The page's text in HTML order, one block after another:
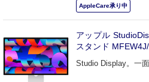
AppleCare承り中
アップル
スタンド
Studio Display。一面